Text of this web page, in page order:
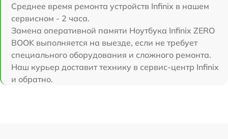
Среднее время ремонта устройств Infinix в нашем
сервисном - 2 часа.
Замена оперативной памяти Ноутбука Infinix ZERO
BOOK выполняется на выезде, если не требует
специального оборудования и сложного ремонта.
Наш курьер доставит технику в сервис-центр Infinix
и обратно.